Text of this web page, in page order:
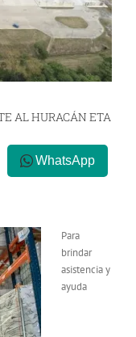
AL HURACÁN ETA
WhatsApp
Para
brindar
asistencia y
ayuda